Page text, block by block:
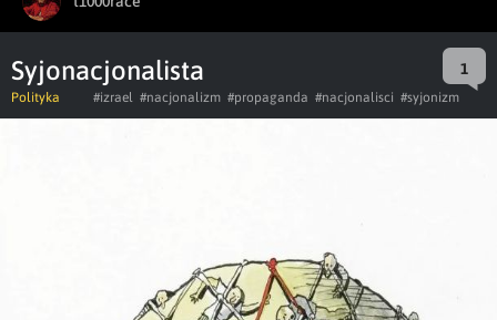
Syjonacjonalista 1
Polityka #izrael #nacjonalizm #propaganda #nacjonalisci #syjonizm